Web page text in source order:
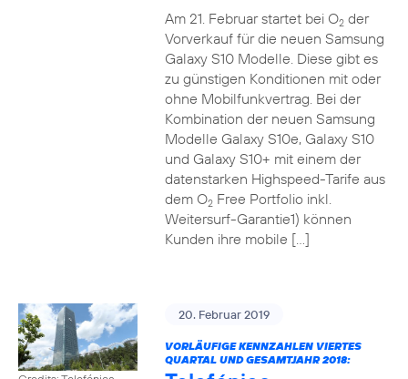
Am 21. Februar startet bei O2der
Vorverkauf für die neuen Samsung
Galaxy S10 Modelle. Diese gibt es
zu günstigen Konditionen mit oder
ohne Mobilfunkvertrag. Bei der
Kombination der neuen Samsung
Modelle Galaxy S10e, Galaxy S10
und Galaxy S10+ mit einem der
datenstarken Highspeed-Tarife aus
dem O2Free Portfolio inkl.
Weitersurf-Garantie1) können
Kunden ihre mobile […]
20. Februar 2019
VORLÄUFIGE KENNZAHLEN VIERTES
QUARTAL UND GESAMTJAHR 2018: